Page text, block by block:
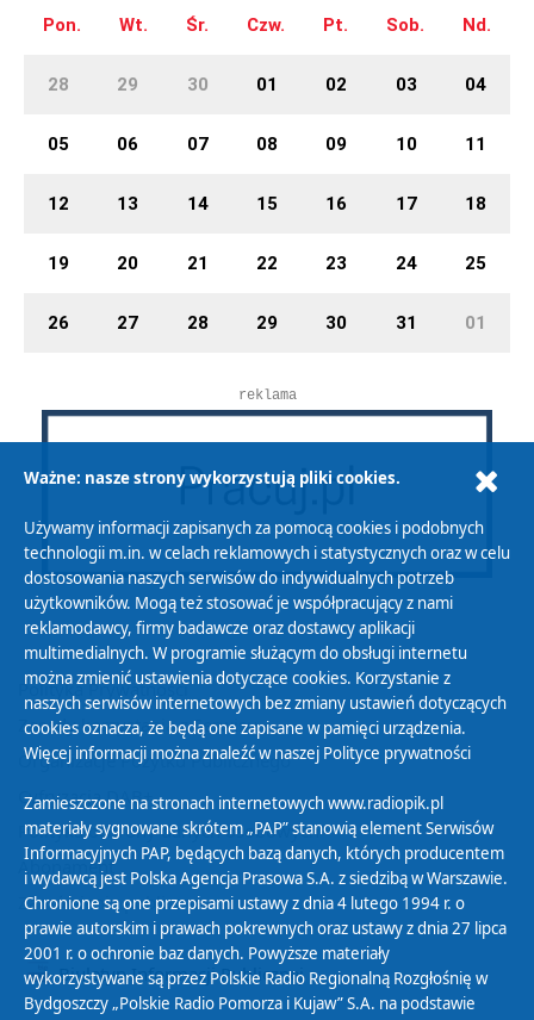
Pon. Wt. Śr. Czw. Pt. Sob. Nd.
28 29 30 01 02 03 04
05 06 07 08 09 10 11
12 13 14 15 16 17 18
19 20 21 22 23 24 25
26 27 28 29 30 31 01
reklama
Polityka Prywatności
Zasady korzystania z Serwisu
Organizacje Pożytku Publicznego
Cyfryzacja DAB+
Polityka ochrony danych osobowych
Abonament
Zamówienia publiczne
Biuletyn Informacji Publicznej
Ważne: nasze strony wykorzystują pliki cookies.
Używamy informacji zapisanych za pomocą cookies i podobnych
technologii m.in. w celach reklamowych i statystycznych oraz w celu
dostosowania naszych serwisów do indywidualnych potrzeb
użytkowników. Mogą też stosować je współpracujący z nami
reklamodawcy, firmy badawcze oraz dostawcy aplikacji
multimedialnych. W programie służącym do obsługi internetu
można zmienić ustawienia dotyczące cookies. Korzystanie z
naszych serwisów internetowych bez zmiany ustawień dotyczących
cookies oznacza, że będą one zapisane w pamięci urządzenia.
Więcej informacji można znaleźć w naszej Polityce prywatności
Zamieszczone na stronach internetowych www.radiopik.pl
materiały sygnowane skrótem „PAP” stanowią element Serwisów
Informacyjnych PAP, będących bazą danych, których producentem
i wydawcą jest Polska Agencja Prasowa S.A. z siedzibą w Warszawie.
Chronione są one przepisami ustawy z dnia 4 lutego 1994 r. o
prawie autorskim i prawach pokrewnych oraz ustawy z dnia 27 lipca
2001 r. o ochronie baz danych. Powyższe materiały
wykorzystywane są przez Polskie Radio Regionalną Rozgłośnię w
Bydgoszczy „Polskie Radio Pomorza i Kujaw” S.A. na podstawie